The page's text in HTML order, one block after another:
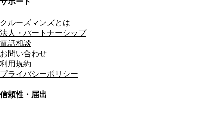
サポート
クルーズマンズとは
法人・パートナーシップ
電話相談
お問い合わせ
利用規約
プライバシーポリシー
信頼性・届出